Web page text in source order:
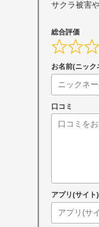
サクラ被害
総合評価
お名前(ニック
口コミ
アプリ(サイト